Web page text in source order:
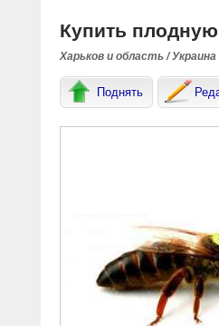
Купить
Харьков и область / Украина
Поднять